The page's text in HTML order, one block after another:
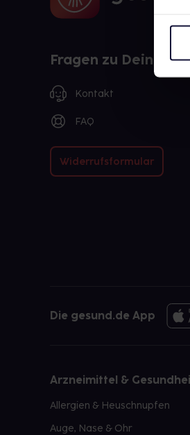
Fragen zu Deiner
Kontakt
FAQ
Widerrufsformular
Die gesund.de App
Arzneimittel &
Allergien & Heuschnupfen
Auge, Nase & Ohr